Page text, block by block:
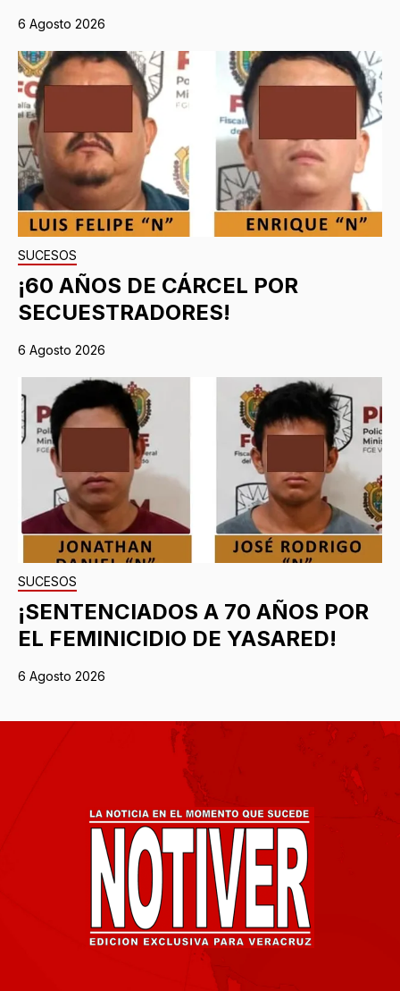
6 Agosto 2026
SUCESOS
¡60 AÑOS DE CÁRCEL POR
SECUESTRADORES!
6 Agosto 2026
SUCESOS
¡SENTENCIADOS A 70 AÑOS POR
EL FEMINICIDIO DE YASARED!
6 Agosto 2026